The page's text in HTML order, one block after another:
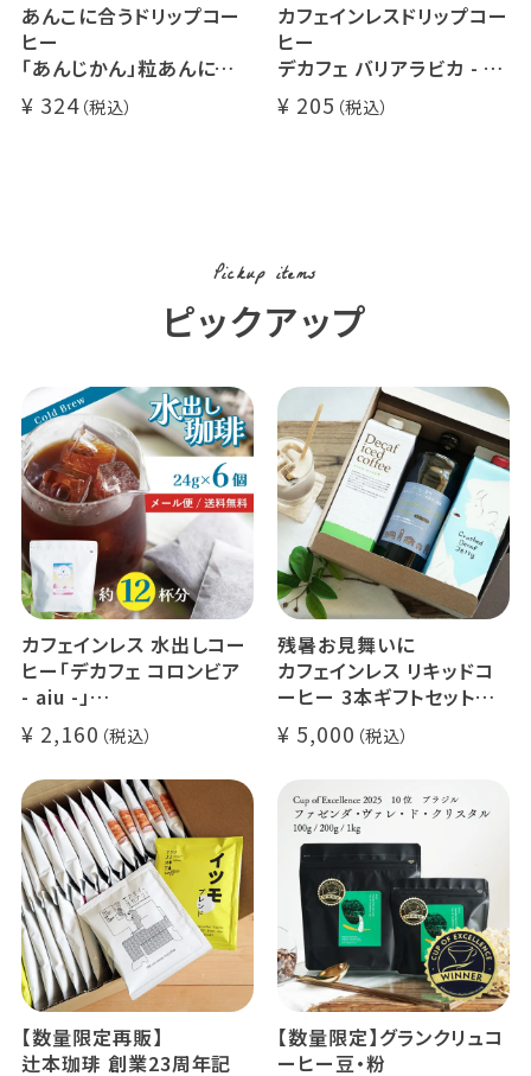
あんこに合うドリップコー
ヒー
「あんじかん」粒あんに合う
珈琲 1杯分
324
カフェインレスドリップコー
ヒー
デカフェ バリアラビカ - ア
ロナ - 1杯分
205
Pickup items
ピックアップ
カフェインレス 水出しコー
ヒー「デカフェ コロンビア
- aiu -」
24g×6個（約12杯分）
マウンテンウォータープロ
セス カフェインレスコーヒ
ー豆100%使用 メール便
でお届け
2,160
残暑お見舞いに
カフェインレス リキッドコ
ーヒー 3本ギフトセット
クラッシュド デカフェ ゼリ
ー 1本
デカフェ オレベース【無
糖】1本
デカフェ アイスコーヒー 1
5,000
【数量限定再販】
辻本珈琲 創業23周年記
【数量限定】グランクリュコ
ーヒー豆・粉